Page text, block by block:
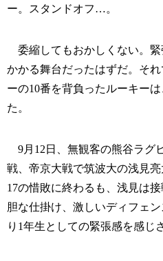
ー。スタンドオフ…。
委縮してもおかしくない。緊
かかる舞台だったはずだ。そ
ーの10番を背負ったルーキー
た。
9月12日、無観客の熊谷ラグ
戦、帝京大戦で筑波大の浅見
17の惜敗に終わるも、浅見は
胆な仕掛け、激しいディフェ
り1年生としての緊張感を感じ